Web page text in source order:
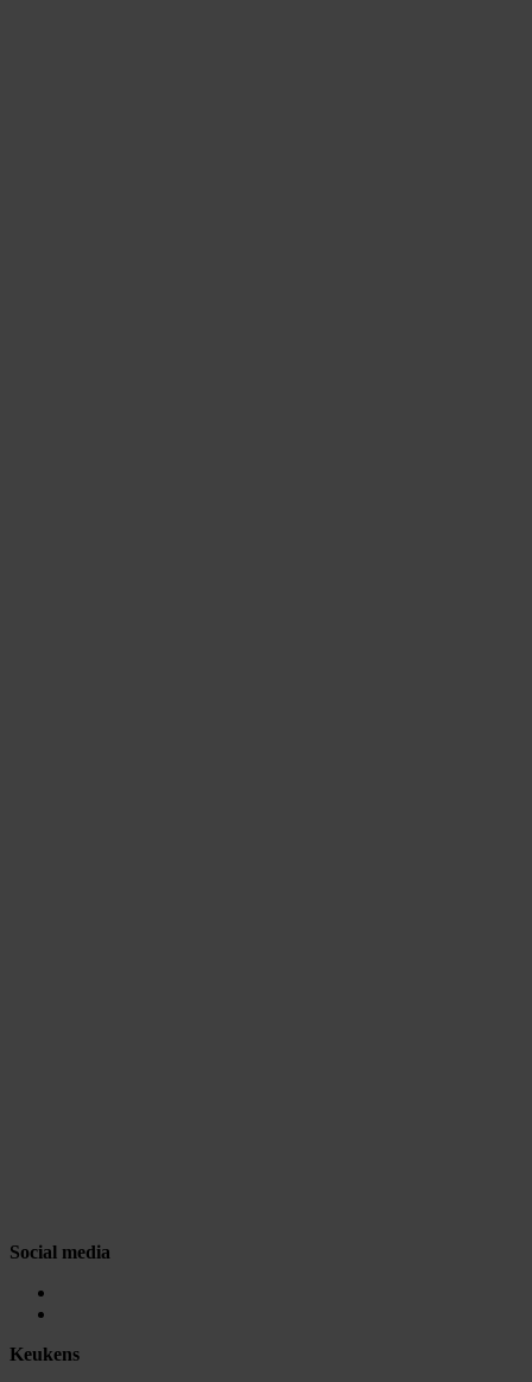
Social media
Keukens